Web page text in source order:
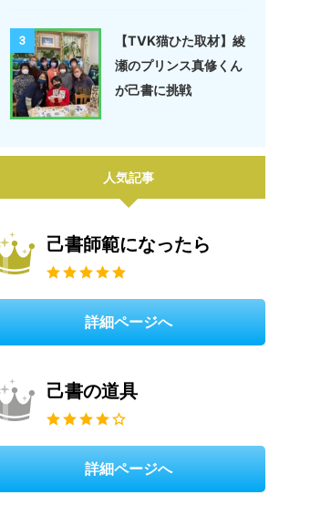
3
【TVK猫ひた取材】綾
瀬のプリンス真修くん
が己書に挑戦
人気記事
己書師範になったら
詳細ページへ
己書の道具
詳細ページへ